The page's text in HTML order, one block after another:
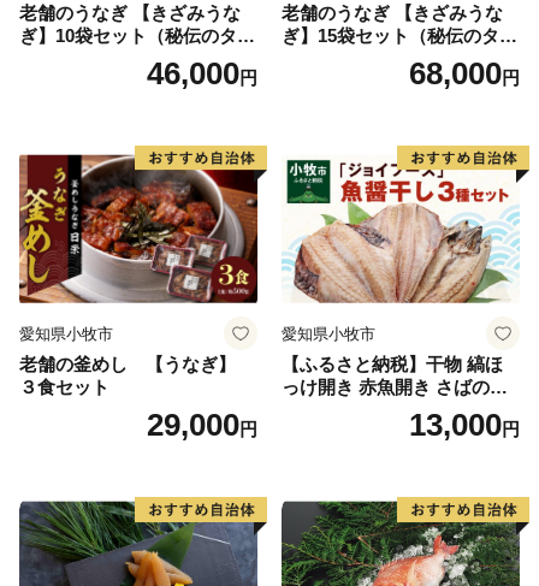
老舗のうなぎ 【きざみうな
ぎ】10袋セット（秘伝のタレ
46,000円
老舗のうなぎ 【きざみうな
ぎ】15袋セット（秘伝のタレ
68,000円
愛知県小牧市
老舗の釜めし 【うなぎ】
３食セット
29,000円
愛知県小牧市
【ふるさと納税】干物 縞ほ
っけ開き 赤魚開き さばの開
き 魚醤干し 3種 セット 詰め
合わせ 魚 おかず 肉厚 おいし
取り寄せグルメ 魚醤 ナンプ
ラー 愛知県 小牧市 冷凍 送料
無料
13,000円